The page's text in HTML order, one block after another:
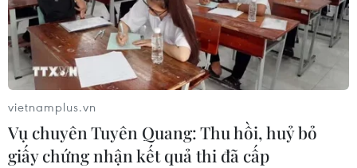
26/08/2019 15:05
Từ tháng 6-9/2019, hơn 1,5 triệu đoàn viên đã tham gia
Hành trình “Tuổi trẻ Việt Nam nhớ lời Di chúc theo chân
Bác” cấp cơ sở và hơn 236.000 đoàn viên tham gia
hành trình cấp tỉnh.
vietnamplus.vn
Vụ chuyên Tuyên Quang: Thu hồi, huỷ bỏ
giấy chứng nhận kết quả thi đã cấp